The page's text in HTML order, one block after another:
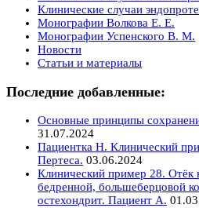
Клинические случаи
Монографии Волкова Е. Е.
Монографии Успенского В. М.
Новости
Статьи и материалы
Последние добавленные:
Основные принципы
31.07.2024
Пациентка Н. Клинический
Пертеса. 03.06.2024
Клинический пример 28. Отёк
бедренной, большеберцовой
остехондрит. Пациент А.